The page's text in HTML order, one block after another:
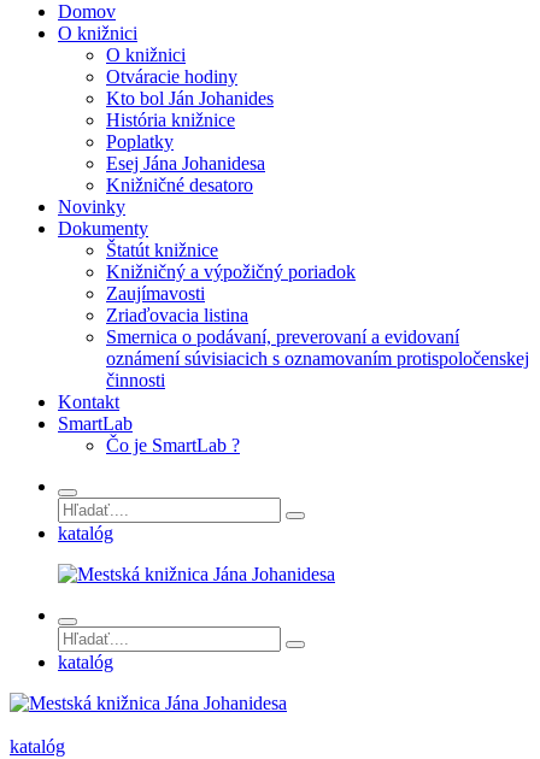
Domov
O knižnici
O knižnici
Otváracie hodiny
Kto bol Ján Johanides
História knižnice
Poplatky
Esej Jána Johanidesa
Knižničné desatoro
Novinky
Dokumenty
Štatút knižnice
Knižničný a výpožičný poriadok
Zaujímavosti
Zriaďovacia listina
Smernica o podávaní, preverovaní a evidovaní
oznámení súvisiacich s oznamovaním protispoločenskej
činnosti
Kontakt
SmartLab
Čo je SmartLab ?
katalóg
katalóg
katalóg